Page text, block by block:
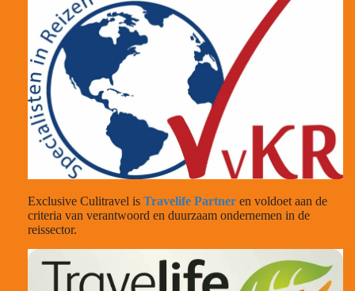
Exclusive Culitravel is Travelife Partner en voldoet aan de
criteria van verantwoord en duurzaam ondernemen in de
reissector.